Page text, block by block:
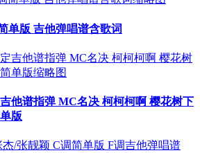
单版 吉他弹唱谱含歌词
他谱指弹 MC名决 柯柯柯啊 樱花树下
版